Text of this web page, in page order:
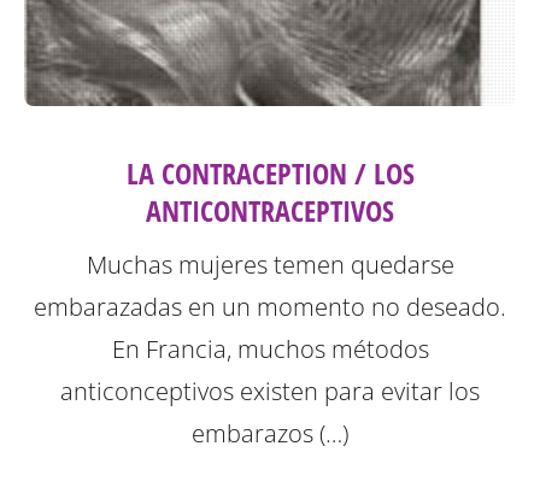
LA CONTRACEPTION / LOS
ANTICONTRACEPTIVOS
Muchas mujeres temen quedarse
embarazadas en un momento no deseado.
En Francia, muchos métodos
anticonceptivos existen para evitar los
embarazos (…)